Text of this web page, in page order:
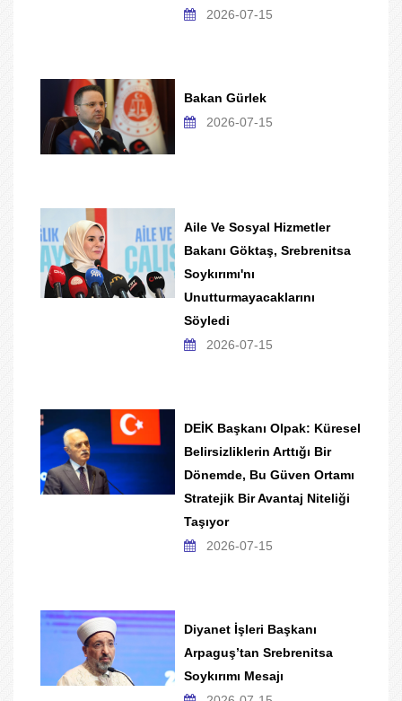
2026-07-15
Bakan Gürlek
2026-07-15
Aile Ve Sosyal Hizmetler
Bakanı Göktaş, Srebrenitsa
Soykırımı'nı
Unutturmayacaklarını
Söyledi
2026-07-15
DEİK Başkanı Olpak: Küresel
Belirsizliklerin Arttığı Bir
Dönemde, Bu Güven Ortamı
Stratejik Bir Avantaj Niteliği
Taşıyor
2026-07-15
Diyanet İşleri Başkanı
Arpaguş’tan Srebrenitsa
Soykırımı Mesajı